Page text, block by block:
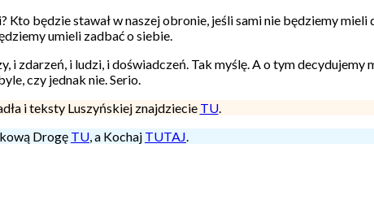
Kto będzie stawał w naszej obronie, jeśli sami nie będziemy
umieli zadbać o siebie.
i zdarzeń, i ludzi, i doświadczeń. Tak myślę. A o tym
czy jednak nie. Serio.
i teksty Luszyńskiej znajdziecie TU.
Drogę TU, a Kochaj TUTAJ.